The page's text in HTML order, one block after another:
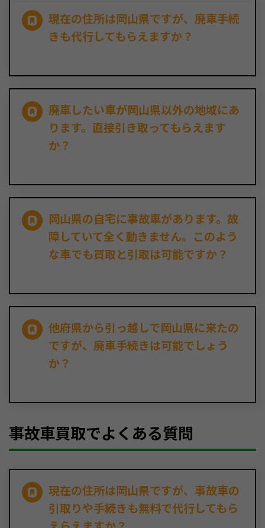
現在の住所は岡山県ですが、廃車手続
きも代行してもらえますか？
廃車したい車が岡山県以外の地域にあ
ります。直接引き取ってもらえます
か？
岡山県の自宅に事故車があります。故
障していて全く動きません。このよう
な車でも買取と引取は可能ですか？
他府県から引っ越しで岡山県に来たの
ですが、廃車手続きは可能でしょう
か？
事故車買取でよくある質問
現在の住所は岡山県ですが、事故車の
引取りや手続きも無料で代行してもら